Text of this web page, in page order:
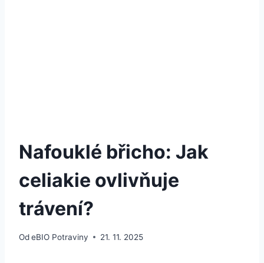
Nafouklé břicho: Jak
celiakie ovlivňuje
trávení?
OdeBIO Potraviny 21. 11. 2025